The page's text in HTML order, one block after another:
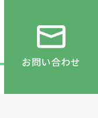
お問い合わせ